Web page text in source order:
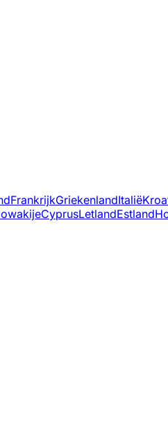
FrankrijkGriekenlandItalië
CyprusLetlandEstland